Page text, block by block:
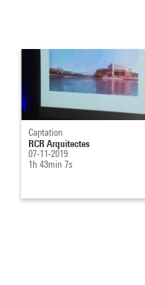
Captation
RCR Arquitectes
07-11-2019
1h 43min 7s